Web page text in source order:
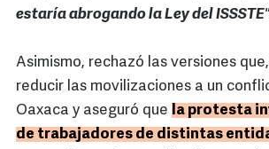
estaría abrogando la Ley del ISSSTE
Asimismo, rechazó las versiones
reducir las movilizaciones a un
Oaxaca y aseguró que la protesta
de trabajadores de distintas